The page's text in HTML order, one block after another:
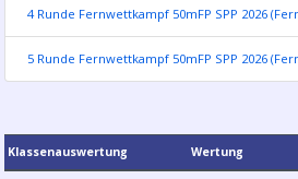
4 Runde Fernwettkampf 50mFP SPP 2026
5 Runde Fernwettkampf 50mFP SPP 2026
Klassenauswertung Wertung